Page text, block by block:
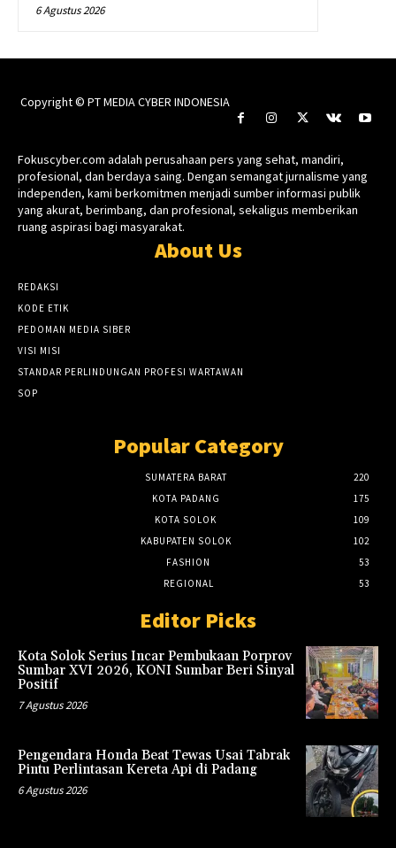
6 Agustus 2026
Copyright © PT MEDIA CYBER INDONESIA
Fokuscyber.com adalah perusahaan pers yang sehat, mandiri,
profesional, dan berdaya saing. Dengan semangat jurnalisme yang
independen, kami berkomitmen menjadi sumber informasi publik
yang akurat, berimbang, dan profesional, sekaligus memberikan
ruang aspirasi bagi masyarakat.
About Us
REDAKSI
KODE ETIK
PEDOMAN MEDIA SIBER
VISI MISI
STANDAR PERLINDUNGAN PROFESI WARTAWAN
SOP
Popular Category
SUMATERA BARAT
220
KOTA PADANG
175
KOTA SOLOK
109
KABUPATEN SOLOK
102
FASHION
53
REGIONAL
53
Editor Picks
Kota Solok Serius Incar Pembukaan Porprov
Sumbar XVI 2026, KONI Sumbar Beri Sinyal
Positif
7 Agustus 2026
Pengendara Honda Beat Tewas Usai Tabrak
Pintu Perlintasan Kereta Api di Padang
6 Agustus 2026